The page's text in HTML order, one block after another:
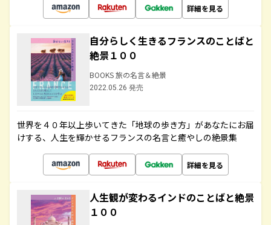
詳細を見る
自分らしく生きるフランスのことばと
絶景１００
BOOKS 旅の名言＆絶景
2022.05.26 発売
世界を４０年以上歩いてきた「地球の歩き方」があなたにお届
けする、人生を輝かせるフランスの名言と癒やしの絶景集
詳細を見る
人生観が変わるインドのことばと絶景
１００